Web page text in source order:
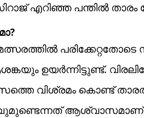
എറിഞ്ഞ പന്തില്‍
ഉയര്‍ന്നിട്ടുണ്ട്.
വിശ്രമം കൊണ്ട്
ആശ്വാസമാണ്.